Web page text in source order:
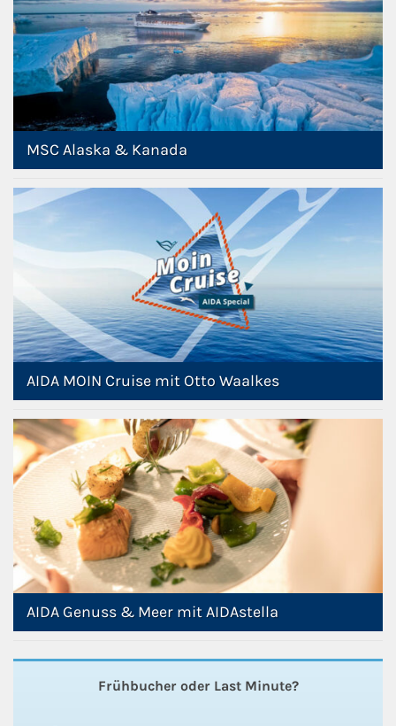
MSC Alaska & Kanada
AIDA MOIN Cruise mit Otto Waalkes
AIDA Genuss & Meer mit AIDAstella
Frühbucher oder Last Minute?